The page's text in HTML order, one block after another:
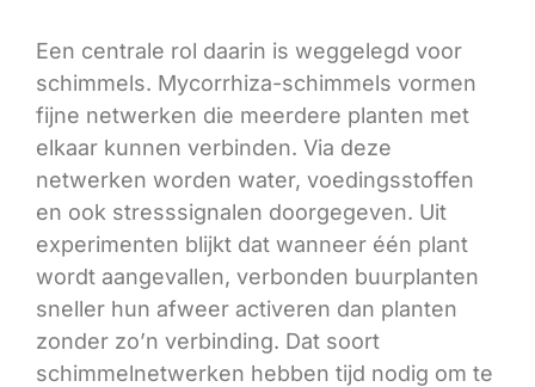
Een centrale rol daarin is weggelegd voor
schimmels. Mycorrhiza-schimmels vormen
fijne netwerken die meerdere planten met
elkaar kunnen verbinden. Via deze
netwerken worden water, voedingsstoffen
en ook stresssignalen doorgegeven. Uit
experimenten blijkt dat wanneer één plant
wordt aangevallen, verbonden buurplanten
sneller hun afweer activeren dan planten
zonder zo’n verbinding. Dat soort
schimmelnetwerken hebben tijd nodig om te